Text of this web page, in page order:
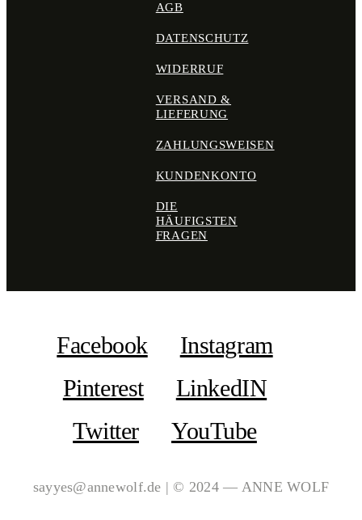
AGB
DATENSCHUTZ
WIDERRUF
VERSAND &
LIEFERUNG
ZAHLUNGSWEISEN
KUNDENKONTO
DIE
HÄUFIGSTEN
FRAGEN
Facebook
Instagram
Pinterest
LinkedIN
Twitter
YouTube
sayyes@annewolf.de | © 2024 — ANNE WOLF